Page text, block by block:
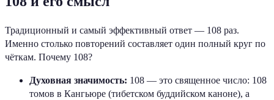
Традиционный и самый эффективный ответ — 108 раз.
Именно столько повторений составляет один полный круг по
чёткам. Почему 108?
Духовная значимость: 108 — это священное число: 108
томов в Кангьюре (тибетском буддийском каноне), а